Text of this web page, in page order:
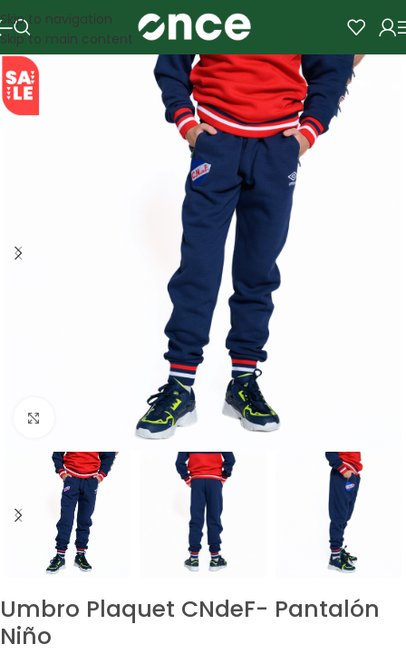
Skip to navigation
Skip to main content
SALE
Amplía la Imagen
Umbro Plaquet CNdeF- Pantalón
Niño